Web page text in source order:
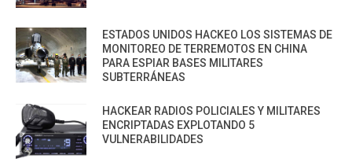
ESTADOS UNIDOS HACKEO LOS SISTEMAS DE
MONITOREO DE TERREMOTOS EN CHINA
PARA ESPIAR BASES MILITARES
SUBTERRÁNEAS
HACKEAR RADIOS POLICIALES Y MILITARES
ENCRIPTADAS EXPLOTANDO 5
VULNERABILIDADES